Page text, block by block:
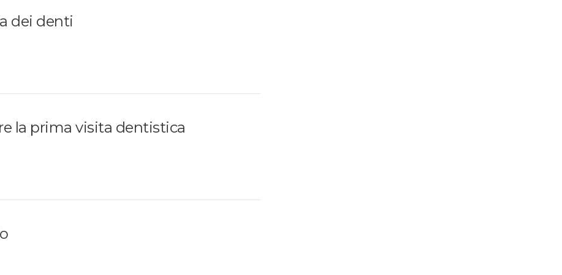
dei denti
la prima visita dentistica